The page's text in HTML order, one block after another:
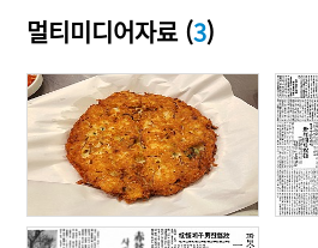
멀티미디어자료 (3)